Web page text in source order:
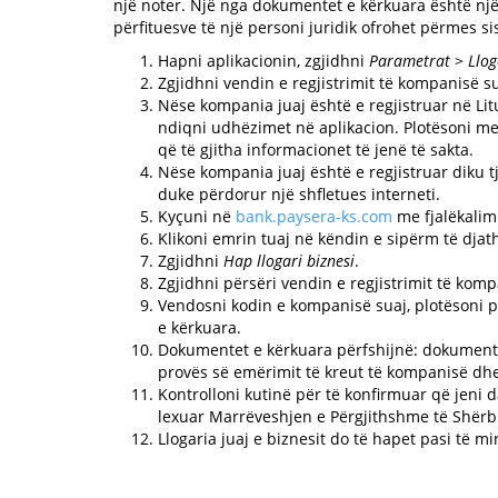
një noter. Një nga dokumentet e kërkuara është
përfituesve të një personi juridik ofrohet përmes
Hapni aplikacionin, zgjidhni Parametrat >
Zgjidhni vendin e regjistrimit të kompanisë
Nëse kompania juaj është e regjistruar në
ndiqni udhëzimet në aplikacion. Plotësoni
që të gjitha informacionet të jenë të sakta.
Nëse kompania juaj është e regjistruar diku
duke përdorur një shfletues interneti.
Kyçuni në bank.paysera-ks.com me
Klikoni emrin tuaj në këndin e sipërm të
Zgjidhni Hap llogari biznesi.
Zgjidhni përsëri vendin e regjistrimit të
Vendosni kodin e kompanisë suaj,
e kërkuara.
Dokumentet e kërkuara përfshijnë:
provës së emërimit të kreut të kompanisë
Kontrolloni kutinë për të konfirmuar që jeni
lexuar Marrëveshjen e Përgjithshme të
Llogaria juaj e biznesit do të hapet pasi të